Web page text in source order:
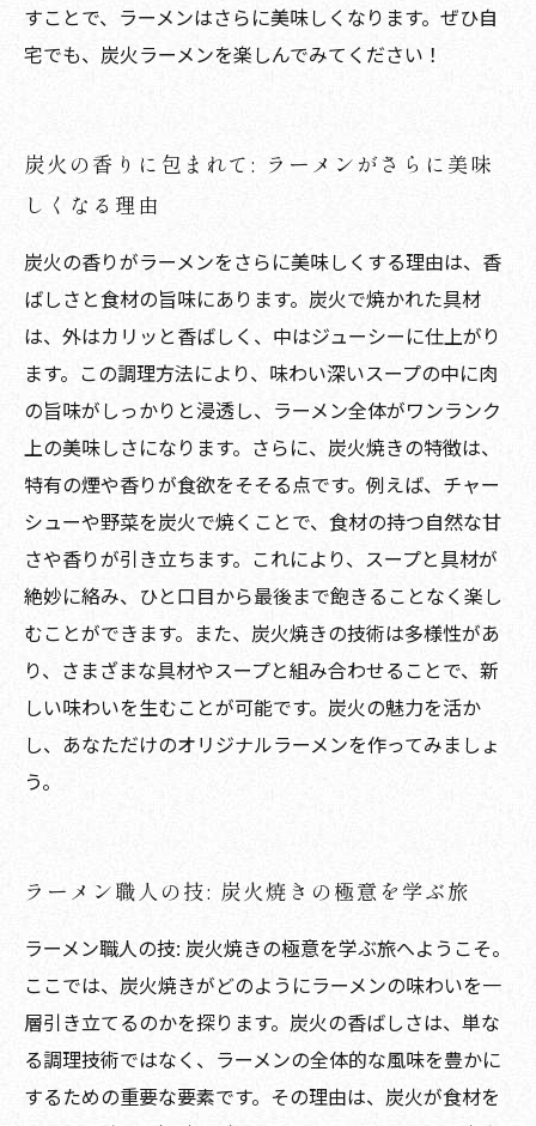
すことで、ラーメンはさらに美味しくなります。ぜひ自
宅でも、炭火ラーメンを楽しんでみてください！
炭火の香りに包まれて: ラーメンがさらに美味
しくなる理由
炭火の香りがラーメンをさらに美味しくする理由は、香
ばしさと食材の旨味にあります。炭火で焼かれた具材
は、外はカリッと香ばしく、中はジューシーに仕上がり
ます。この調理方法により、味わい深いスープの中に肉
の旨味がしっかりと浸透し、ラーメン全体がワンランク
上の美味しさになります。さらに、炭火焼きの特徴は、
特有の煙や香りが食欲をそそる点です。例えば、チャー
シューや野菜を炭火で焼くことで、食材の持つ自然な甘
さや香りが引き立ちます。これにより、スープと具材が
絶妙に絡み、ひと口目から最後まで飽きることなく楽し
むことができます。また、炭火焼きの技術は多様性があ
り、さまざまな具材やスープと組み合わせることで、新
しい味わいを生むことが可能です。炭火の魅力を活か
し、あなただけのオリジナルラーメンを作ってみましょ
う。
ラーメン職人の技: 炭火焼きの極意を学ぶ旅
ラーメン職人の技: 炭火焼きの極意を学ぶ旅へようこそ。
ここでは、炭火焼きがどのようにラーメンの味わいを一
層引き立てるのかを探ります。炭火の香ばしさは、単な
る調理技術ではなく、ラーメンの全体的な風味を豊かに
するための重要な要素です。その理由は、炭火が食材を